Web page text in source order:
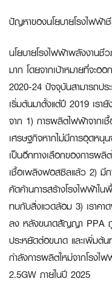
ปัญหาของนโยบายโรงไฟฟ้า
นโยบายโรงไฟฟ้าพลังงานชีว
มาก โดยจากเป้าหมายที่จะ
2020-24 ปัจจุบันสามารถป
เริ่มต้นมาตั้งแต่ปี 2019 เรา
จาก 1) การผลิตไฟฟ้าจากเ
เศรษฐกิจหากไม่มีการอุดห
เป็นอีกทางเลือกของการผ
เชื้อเพลิงฟอสซิลแล้ว 2) มีก
คัดค้านการสร้างโรงไฟฟ้า
ทบกับสิ่งแวดล้อม 3) เราคา
ลง หลังขนาดสัญญา PPA ถู
ประหยัดต่อขนาด และเพิ่มต้น
กำลังการผลิตใหม่จากโรง
2.5GW ภายในปี 2025